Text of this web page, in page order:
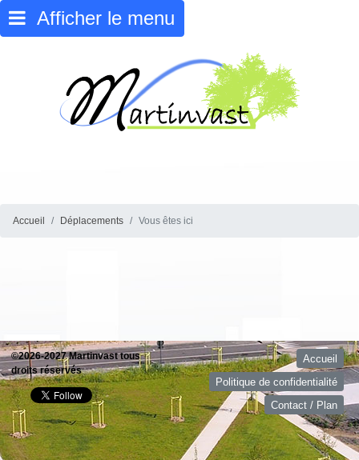
Afficher le menu
Accueil Déplacements Vous êtes ici
©2026-2027 Martinvast tous
droits réservés
Accueil
Politique de confidentialité
Contact / Plan